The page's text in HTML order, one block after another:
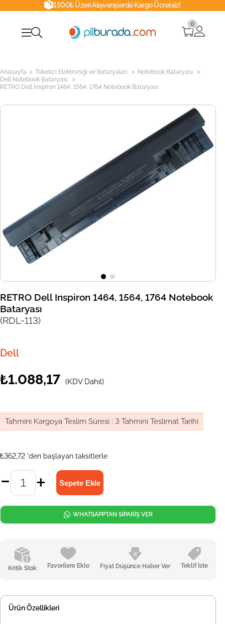
1500₺ Üzeri Alışverişlerde Kargo Ücretsiz!
0
Anasayfa > Tüketici Elektroniği ve Bataryaları > Notebook Bataryası >
Dell Notebook Bataryası >
RETRO Dell Inspiron 1464, 1564, 1764 Notebook Bataryası
RETRO Dell Inspiron 1464, 1564, 1764 Notebook
Bataryası
(RDL-113)
Dell
₺1.088,17 (KDV Dahil)
Tahmini Kargoya Teslim Süresi : 3 Tahmini Teslimat Tarihi
₺362,72 'den başlayan taksitlerle
Kritik Stok Favorilere Ekle Fiyat Düşünce Haber Ver Teklif İste
WHATSAPPTAN SİPARİŞ VER
Ürün Özellikleri